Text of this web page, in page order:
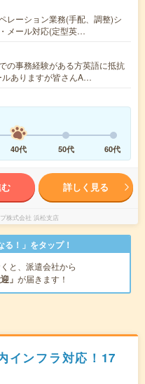
レーション業務(手配、調整)シ
メール対応(定型英…
の事務経験がある方英語に抵抗
ありますが皆さんA…
40代 50代 60代
詳しく見る
株式会社 浜松支店
！」をタップ！
と、派遣会社から
」 が届きます！
インフラ対応！17